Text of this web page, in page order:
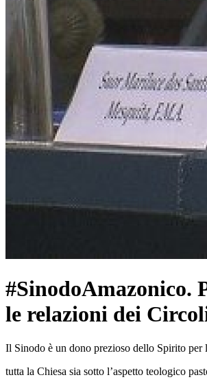
#SinodoAmazonico.
le relazioni dei
Il Sinodo è un dono prezioso dello Spirito per
tutta la Chiesa sia sotto l’aspetto teologico